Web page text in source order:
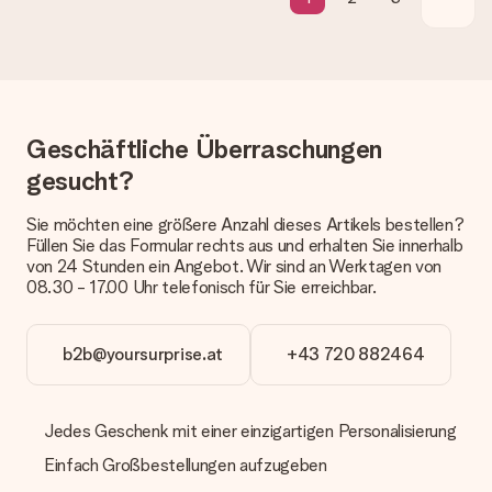
Die aktuelle Lieferzeit steht jeweils auf der Produktseite bei
Derzeit können wir (noch) keine verschiedenen Lieferoptionen
anbieten. Das Geschenk, das bestellt wird, wird als Paket oder
Päckchen versendet. Möchtest du wissen, ob es als Paket
oder Päckchen geliefert wird, kontaktiere bitte unseren
Kundenservice.
Zahlung
Wie kann ich meine Bestellung bezahlen?
Wir bieten die folgenden Zahlungsoptionen an: Vorauskasse
Kreditkarte oder auf Rechnung über Klarna. Bei einer
manuellen Überweisung verlängert sich die Lieferzeit des
Was, wenn das Geschenk meine Erwartungen nicht
Geschäftliche Überraschungen
gesucht?
Sie möchten eine größere Anzahl dieses Artikels bestellen?
Füllen Sie das Formular rechts aus und erhalten Sie innerhalb
von 24 Stunden ein Angebot. Wir sind an Werktagen von
08.30 - 17.00 Uhr telefonisch für Sie erreichbar.
b2b@yoursurprise.at +43 720 882464
Jedes Geschenk mit einer einzigartigen Personalisierung
Einfach Großbestellungen aufzugeben